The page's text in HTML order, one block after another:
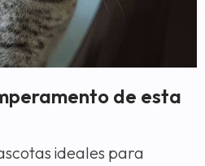
de esta
ideales para